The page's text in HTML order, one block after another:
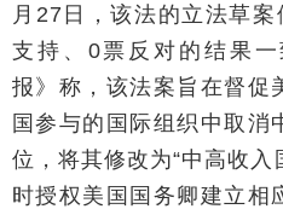
月27日，该法的立法草
支持、0票反对的结果
报》称，该法案旨在督促
国参与的国际组织中取消
位，将其修改为“中高收入
时授权美国国务卿建立相